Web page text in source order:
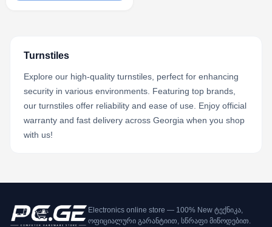
Turnstiles
Explore our high-quality turnstiles, perfect for enhancing
security in various environments. Featuring top brands,
our turnstiles offer reliability and ease of use. Enjoy official
warranty and fast delivery across Georgia when you shop
with us!
Electronics online store — 100% New ტექნიკა,
ოფიციალური გარანტიით, სწრაფი მიწოდებით.